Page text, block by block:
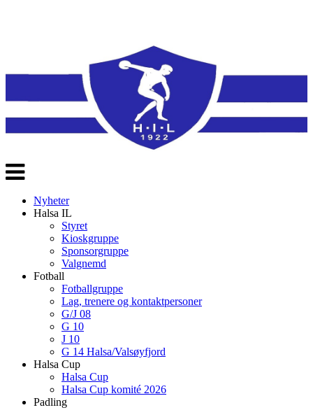
Veksle
navigasjon
Nyheter
Halsa IL
Styret
Kioskgruppe
Sponsorgruppe
Valgnemd
Fotball
Fotballgruppe
Lag, trenere og kontaktpersoner
G/J 08
G 10
J 10
G 14 Halsa/Valsøyfjord
Halsa Cup
Halsa Cup
Halsa Cup komité 2026
Padling